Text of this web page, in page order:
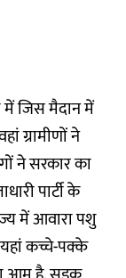
जिस मैदान में
ग्रामीणों ने
ने सरकार का
पार्टी के
में आवारा पशु
कच्चे-पक्के